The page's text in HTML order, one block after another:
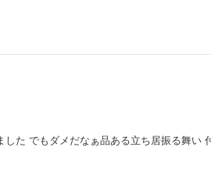
た でもダメだなぁ品ある立ち居振る舞い